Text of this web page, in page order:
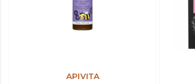
APIVITA